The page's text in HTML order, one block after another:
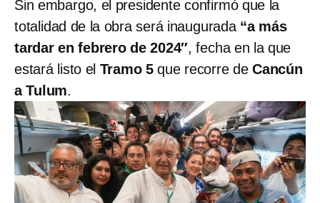
Sin embargo, el presidente confirmó que la
totalidad de la obra será inaugurada “a más
tardar en febrero de 2024″, fecha en la que
estará listo el Tramo 5que recorre deCancún
a Tulum.